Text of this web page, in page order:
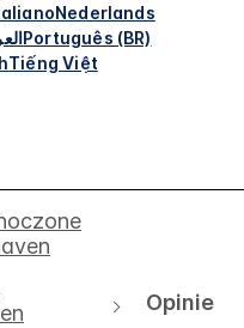
Nederlands
Português (BR)
Tiếng Việt
Opinie